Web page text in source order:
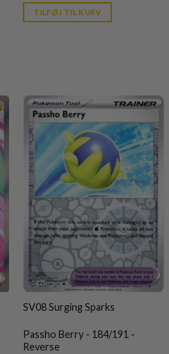
is:
kr. 39,95.
TILFØJ TIL KURV
SV08 Surging Sparks
Passho Berry - 184/191 -
Reverse